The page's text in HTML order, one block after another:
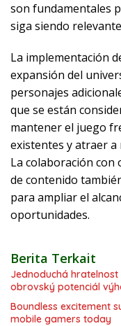
son fundamentales
siga siendo
La implementación
expansión del
personajes
que se están
mantener el juego
existentes y atraer a
La colaboración
de contenido
para ampliar el
oportunidades.
Berita Terkait
Jednoduchá
obrovský potenciál
Boundless excitement
mobile gamers today